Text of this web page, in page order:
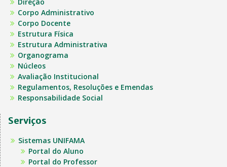
Corpo Administrativo
Corpo Docente
Estrutura Física
Estrutura Administrativa
Organograma
Núcleos
Avaliação Institucional
Regulamentos, Resoluções e Emendas
Responsabilidade Social
Serviços
Sistemas UNIFAMA
Portal do Aluno
Portal do Professor